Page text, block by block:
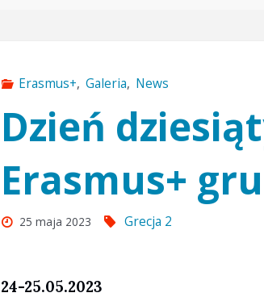
Erasmus+, Galeria, News
Dzień
Erasmus+
25 maja 2023 Grecja 2
24-25.05.2023